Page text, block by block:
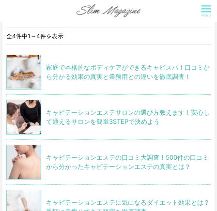
キャビテーションエステ
全4件中1～4件を表示
家庭で本格的なボディケアができるキャビスパ！口コミか
ら分かる効果の真実と業務用との違いを徹底調査！
キャビテーションエステサロンの選び方教えます！安心し
て通えるサロンを簡単3STEPで決めよう
キャビテーションエステの口コミ大調査！500件の口コミ
から分かったキャビテーションエステの真実とは？
キャビテーションエステに気になるダイエット効果とは？